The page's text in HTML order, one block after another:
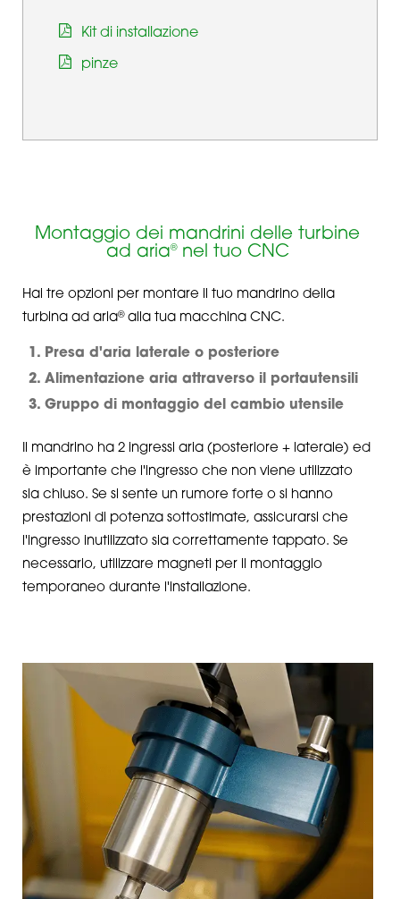
Kit di installazione
pinze
Montaggio dei mandrini delle turbine
ad aria®nel tuo CNC
Hai tre opzioni per montare il tuo mandrino della
turbina ad aria®alla tua macchina CNC.
Presa d'aria laterale o posteriore
Alimentazione aria attraverso il portautensili
Gruppo di montaggio del cambio utensile
Il mandrino ha 2 ingressi aria (posteriore + laterale) ed
è importante che l'ingresso che non viene utilizzato
sia chiuso. Se si sente un rumore forte o si hanno
prestazioni di potenza sottostimate, assicurarsi che
l'ingresso inutilizzato sia correttamente tappato. Se
necessario, utilizzare magneti per il montaggio
temporaneo durante l'installazione.